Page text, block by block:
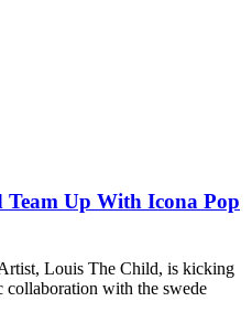
Up With Icona Pop
Louis The Child, is kicking
collaboration with the swede